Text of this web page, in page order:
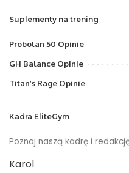
Suplementy na trening
Probolan 50 Opinie
GH Balance Opinie
Titan’s Rage Opinie
Kadra EliteGym
Poznaj naszą kadrę i
Karol